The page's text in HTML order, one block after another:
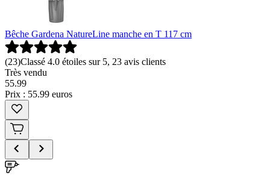
Bêche Gardena NatureLine manche en T 117 cm
(23)Classé 4.0 étoiles sur 5, 23 avis clients
Très vendu
55.99
Prix : 55.99 euros